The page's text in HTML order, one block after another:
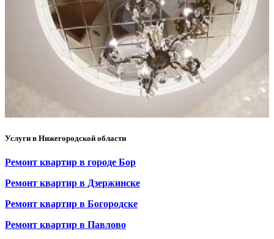
Услуги в Нижегородской области
Ремонт квартир в городе Бор
Ремонт квартир в Дзержинске
Ремонт квартир в Богородске
Ремонт квартир в Павлово